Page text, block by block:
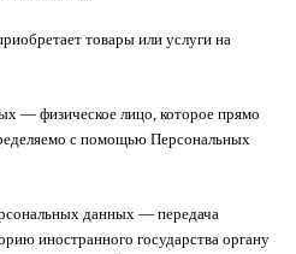
товары или услуги на
— физическое лицо, которое прямо
с помощью Персональных
данных — передача
иностранного государства органу